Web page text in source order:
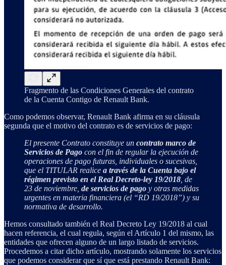
Fragmento de las Condiciones Generales del contrato
de la Cuenta Contigo de Renault Bank.
Como podemos observar, Renault Bank afirma en su cláusula
segunda que el motivo del contrato es de servicios de pago:
El presente Contrato constituye un contrato marco de
Servicios de Pago con el fin de regular la ejecución de
operaciones de pago futuras, individuales o sucesivas,
que el TITULAR realice a través de la Cuenta bajo el
régimen previsto en el Real Decreto-ley 19/2018 , de
23 de noviembre, de servicios de pago y otras medidas
urgentes en materia financiera (el “RD 19/2018”) y su
normativa de desarrollo.
Hemos consultado también el Real Decreto Ley 19/2018 al cual
hacen referencia, el cual regula, según el Artículo 1 del mismo, las
entidades que ofrecen alguno de un largo listado de servicios.
Procedemos a citar dicho artículo, mostrando solamente los servicios
que podemos considerar que sí que está prestando Renault Bank: